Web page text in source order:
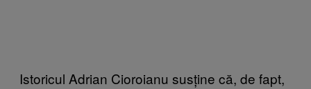
Istoricul Adrian Cioroianu susține că, de fapt,